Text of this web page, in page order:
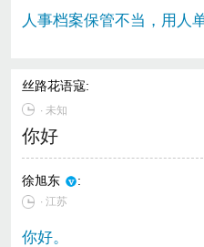
人事档案保管不当，用人
丝路花语寇:
∙ 未知
你好
徐旭东 :
∙ 江苏
你好。